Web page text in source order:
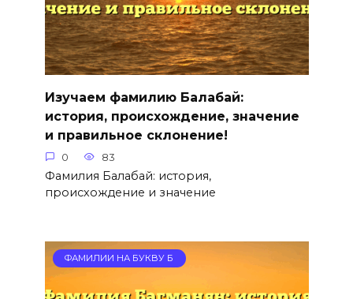
Изучаем фамилию Балабай:
история, происхождение, значение
и правильное склонение!
0 83
Фамилия Балабай: история,
происхождение и значение
ФАМИЛИИ НА БУКВУ Б